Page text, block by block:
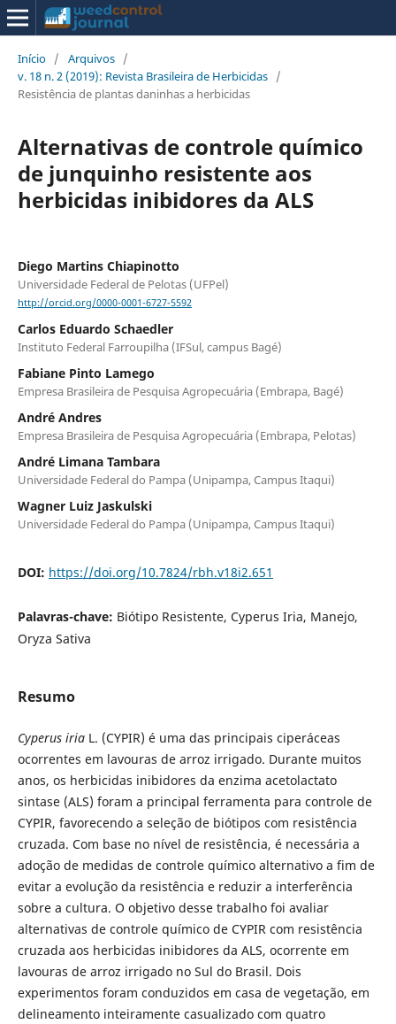
Início / Arquivos /
v. 18 n. 2 (2019): Revista Brasileira de Herbicidas /
Resistência de plantas daninhas a herbicidas
Alternativas de controle químico
de junquinho resistente aos
herbicidas inibidores da ALS
Diego Martins Chiapinotto
Universidade Federal de Pelotas (UFPel)
http://orcid.org/0000-0001-6727-5592
Carlos Eduardo Schaedler
Instituto Federal Farroupilha (IFSul, campus Bagé)
Fabiane Pinto Lamego
Empresa Brasileira de Pesquisa Agropecuária (Embrapa, Bagé)
André Andres
Empresa Brasileira de Pesquisa Agropecuária (Embrapa, Pelotas)
André Limana Tambara
Universidade Federal do Pampa (Unipampa, Campus Itaqui)
Wagner Luiz Jaskulski
Universidade Federal do Pampa (Unipampa, Campus Itaqui)
DOI: https://doi.org/10.7824/rbh.v18i2.651
Palavras-chave: Biótipo Resistente, Cyperus Iria, Manejo,
Oryza Sativa
Resumo
Cyperus iria L. (CYPIR) é uma das principais ciperáceas
ocorrentes em lavouras de arroz irrigado. Durante muitos
anos, os herbicidas inibidores da enzima acetolactato
sintase (ALS) foram a principal ferramenta para controle de
CYPIR, favorecendo a seleção de biótipos com resistência
cruzada. Com base no nível de resistência, é necessária a
adoção de medidas de controle químico alternativo a fim de
evitar a evolução da resistência e reduzir a interferência
sobre a cultura. O objetivo desse trabalho foi avaliar
alternativas de controle químico de CYPIR com resistência
cruzada aos herbicidas inibidores da ALS, ocorrente em
lavouras de arroz irrigado no Sul do Brasil. Dois
experimentos foram conduzidos em casa de vegetação, em
delineamento inteiramente casualizado com quatro